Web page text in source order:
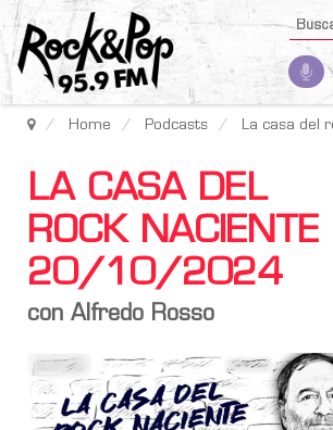
Home Podcasts La casa del
LA CASA DEL
ROCK NACIENTE
20/10/2024
con Alfredo Rosso